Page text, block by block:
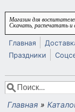
Перейти к
Магазин для
Скачать, распечатать и
Главная
Праздники
Форма
Поиск
Главная »